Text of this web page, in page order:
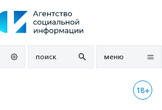
поиск меню
18+